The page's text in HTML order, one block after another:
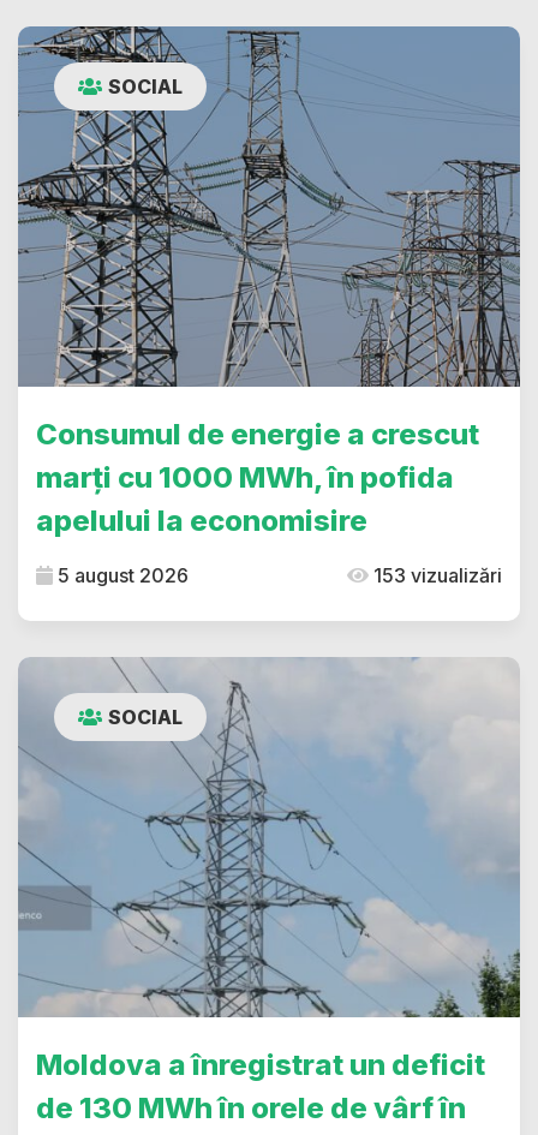
SOCIAL
Consumul de energie a crescut
marți cu 1000 MWh, în pofida
apelului la economisire
5 august 2026 153 vizualizări
SOCIAL
Moldova a înregistrat un deficit
de 130 MWh în orele de vârf în